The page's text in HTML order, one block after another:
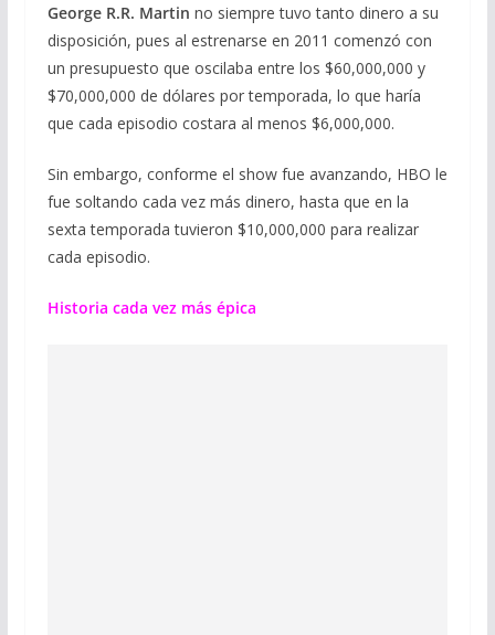
George R.R. Martin no siempre tuvo tanto dinero a su
disposición, pues al estrenarse en 2011 comenzó con
un presupuesto que oscilaba entre los $60,000,000 y
$70,000,000 de dólares por temporada, lo que haría
que cada episodio costara al menos $6,000,000.
Sin embargo, conforme el show fue avanzando, HBO le
fue soltando cada vez más dinero, hasta que en la
sexta temporada tuvieron $10,000,000 para realizar
cada episodio.
Historia cada vez más épica